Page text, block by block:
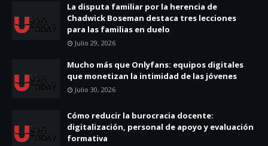
La disputa familiar por la herencia de
Chadwick Boseman destaca tres lecciones
para las familias en duelo
Julio 29, 2026
Mucho más que Onlyfans: equipos digitales
que monetizan la intimidad de las jóvenes
Julio 30, 2026
Cómo reducir la burocracia docente:
digitalización, personal de apoyo y evaluación
formativa